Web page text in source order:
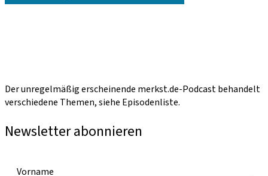
Der unregelmäßig erscheinende merkst.de-Podcast behandelt
verschiedene Themen, siehe Episodenliste.
Newsletter abonnieren
Vorname